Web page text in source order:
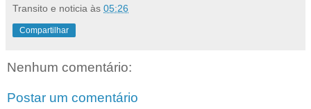
Transito e noticia às 05:26
Compartilhar
Nenhum comentário:
Postar um comentário